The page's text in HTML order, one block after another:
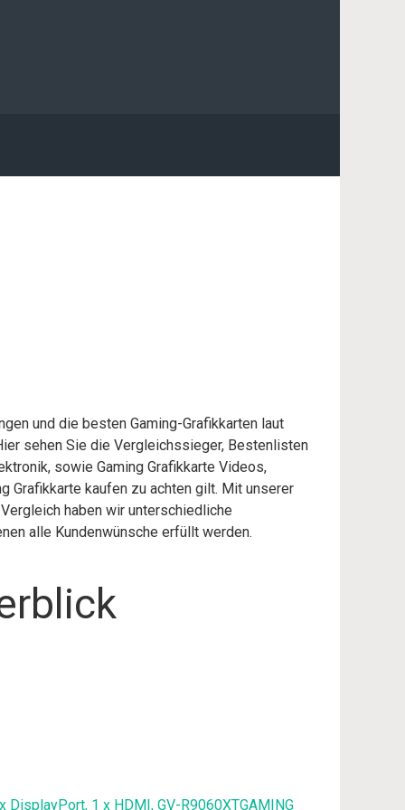
und die besten Gaming-Grafikkarten laut
sehen Sie die Vergleichssieger, Bestenlisten
sowie Gaming Grafikkarte Videos,
Grafikkarte kaufen zu achten gilt. Mit unserer
haben wir unterschiedliche
alle Kundenwünsche erfüllt werden.
DisplayPort, 1 x HDMI, GV-R9060XTGAMING